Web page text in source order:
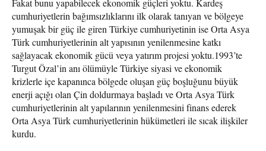
Fakat bunu yapabilecek ekonomik güçleri yoktu. Kardeş
cumhuriyetlerin bağımsızlıklarını ilk olarak tanıyan ve bölgeye
yumuşak bir güç ile giren Türkiye cumhuriyetinin ise Orta Asya
Türk cumhuriyetlerinin alt yapısının yenilenmesine katkı
sağlayacak ekonomik gücü veya yatırım projesi yoktu.1993’te
Turgut Özal’in anı ölümüyle Türkiye siyasi ve ekonomik
krizlerle içe kapanınca bölgede oluşan güç boşluğunu büyük
enerji açığı olan Çin doldurmaya başladı ve Orta Asya Türk
cumhuriyetlerinin alt yapılarının yenilenmesini finans ederek
Orta Asya Türk cumhuriyetlerinin hükümetleri ile sıcak ilişkiler
kurdu.